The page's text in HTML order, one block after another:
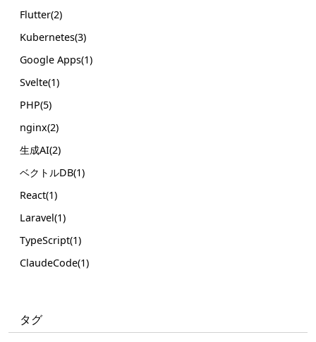
Flutter(2)
Kubernetes(3)
Google Apps(1)
Svelte(1)
PHP(5)
nginx(2)
生成AI(2)
ベクトルDB(1)
React(1)
Laravel(1)
TypeScript(1)
ClaudeCode(1)
タグ